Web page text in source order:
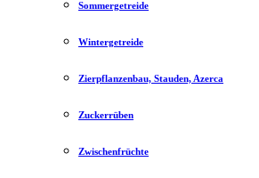
Sommergetreide
Wintergetreide
Zierpflanzenbau, Stauden, Azerca
Zuckerrüben
Zwischenfrüchte